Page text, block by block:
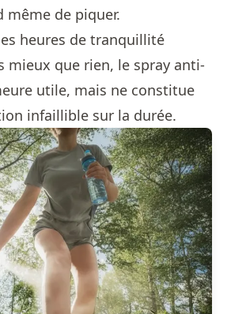
de piquer.
heures de tranquillité
mieux que rien, le spray anti-
utile, mais ne constitue
infaillible sur la durée.